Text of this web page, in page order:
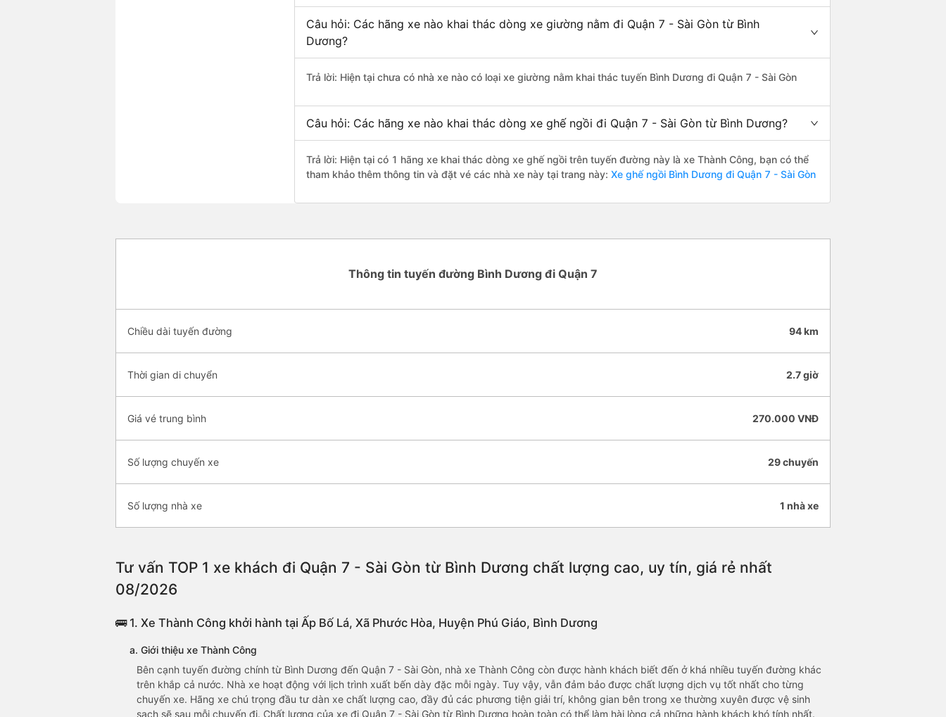
Câu hỏi: Các hãng xe nào khai thác dòng xe giường nằm đi Quận 7 - Sài Gòn từ Bình
Dương?
Trả lời: Hiện tại chưa có nhà xe nào có loại xe giường nằm khai thác tuyến Bình Dương đi Quận 7 - Sài Gòn
Câu hỏi: Các hãng xe nào khai thác dòng xe ghế ngồi đi Quận 7 - Sài Gòn từ Bình Dương?
Trả lời: Hiện tại có 1 hãng xe khai thác dòng xe ghế ngồi trên tuyến đường này là xe Thành Công, bạn có thể
tham khảo thêm thông tin và đặt vé các nhà xe này tại trang này: Xe ghế ngồi Bình Dương đi Quận 7 - Sài Gòn
Thông tin tuyến đường Bình Dương đi Quận 7
Chiều dài tuyến đường 94 km
Thời gian di chuyển 2.7 giờ
Giá vé trung bình 270.000 VNĐ
Số lượng chuyến xe 29 chuyến
Số lượng nhà xe 1 nhà xe
Tư vấn TOP 1 xe khách đi Quận 7 - Sài Gòn từ Bình Dương chất lượng cao, uy tín, giá rẻ nhất
08/2026
🚌 1. Xe Thành Công khởi hành tại Ấp Bố Lá, Xã Phước Hòa, Huyện Phú Giáo, Bình Dương
a. Giới thiệu xe Thành Công
Bên cạnh tuyến đường chính từ Bình Dương đến Quận 7 - Sài Gòn, nhà xe Thành Công còn được hành khách biết đến ở khá nhiều tuyến đường khác
trên khắp cả nước. Nhà xe hoạt động với lịch trình xuất bến dày đặc mỗi ngày. Tuy vậy, vẫn đảm bảo được chất lượng dịch vụ tốt nhất cho từng
chuyến xe. Hãng xe chú trọng đầu tư dàn xe chất lượng cao, đầy đủ các phương tiện giải trí, không gian bên trong xe thường xuyên được vệ sinh
sạch sẽ sau mỗi chuyến đi. Chất lượng của xe đi Quận 7 - Sài Gòn từ Bình Dương hoàn toàn có thể làm hài lòng cả những hành khách khó tính nhất.